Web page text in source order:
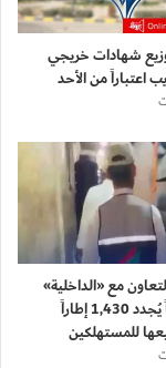
شهادات خريجي
اعتباراً من الأحد
مع «الداخلية»
تضبط مخزناً يُجدد 1,430 إطاراً
للمستهلكين